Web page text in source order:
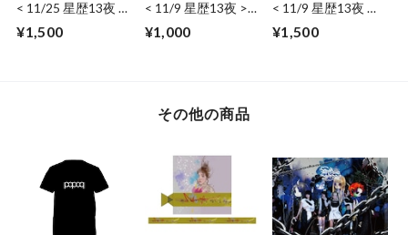
< 11/25 星歴13夜 >
通常チェキ（日付・
サイン）
¥1,500
< 11/9 星歴13夜 >
世みない生誕チェキ
くじ♡
¥1,000
< 11/9 星歴13夜 世
みない > ろりーた
ちゃんブロマイド＆
¥1,500
その他の商品